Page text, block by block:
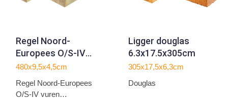
Regel Noord-
Europees O/S-IV
vuren
480x9,5x4,5cm
Regel Noord-Europees
O/S-IV vuren
Ligger douglas
6.3x17.5x305cm
305x17,5x6,3cm
Douglas